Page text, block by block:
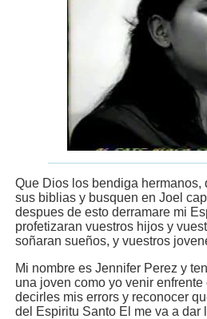
Que Dios los bendiga hermanos,
sus biblias y busquen en Joel
despues de esto derramare mi
profetizaran vuestros hijos y
soñaran sueños, y vuestros
Mi nombre es Jennifer Perez y
una joven como yo venir
decirles mis errors y reconocer
del Espiritu Santo El me va a dar